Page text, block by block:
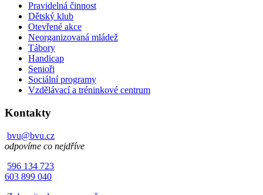
Pravidelná činnost
Dětský klub
Otevřené akce
Neorganizovaná mládež
Tábory
Handicap
Senioři
Sociální programy
Vzdělávací a tréninkové centrum
Kontakty
bvu@bvu.cz
odpovíme co nejdříve
596 134 723
603 899 040